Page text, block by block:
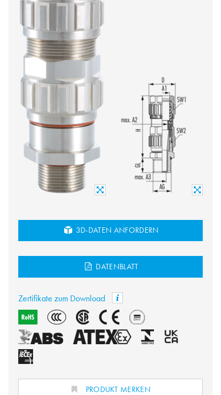
3D-DATEN ANFORDERN
DATENBLATT
Zertifikate zum Download
PRODUKT MERKEN